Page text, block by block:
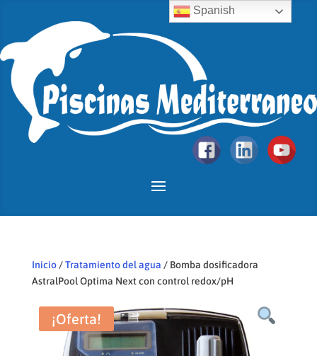
Inicio/Tratamiento del agua / Bomba dosificadora
AstralPool Optima Next con control redox/pH
¡Oferta!
Spanish